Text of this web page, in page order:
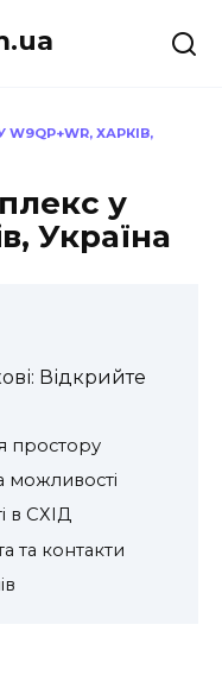
ХАРКІВ,
у
Україна
Відкрийте
простору
можливості
в СХІД
та контакти